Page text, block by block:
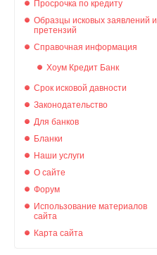
Просрочка по кредиту
Образцы исковых заявлений и
претензий
Справочная информация
Хоум Кредит Банк
Срок исковой давности
Законодательство
Для банков
Бланки
Наши услуги
О сайте
Форум
Использование материалов
сайта
Карта сайта